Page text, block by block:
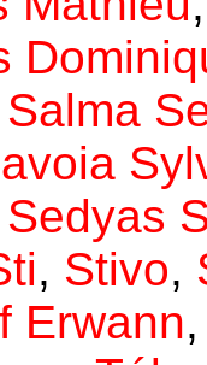
Salma
Sedyas
, Stivo,
Erwann,